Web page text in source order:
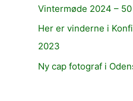
Vintermøde 2024 –
Her er vinderne i
2023
Ny cap fotograf i